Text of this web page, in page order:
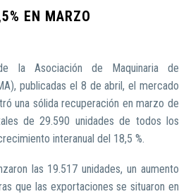
EN MARZO
la Asociación de Maquinaria de
publicadas el 8 de abril, el mercado
una sólida recuperación en marzo de
de 29.590 unidades de todos los
interanual del 18,5 %.
las 19.517 unidades, un aumento
que las exportaciones se situaron en